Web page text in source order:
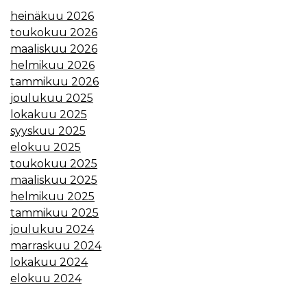
heinäkuu 2026
toukokuu 2026
maaliskuu 2026
helmikuu 2026
tammikuu 2026
joulukuu 2025
lokakuu 2025
syyskuu 2025
elokuu 2025
toukokuu 2025
maaliskuu 2025
helmikuu 2025
tammikuu 2025
joulukuu 2024
marraskuu 2024
lokakuu 2024
elokuu 2024